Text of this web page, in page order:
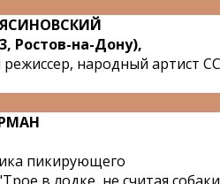
Ростов-на-Дону),
народный артист
пикирующего